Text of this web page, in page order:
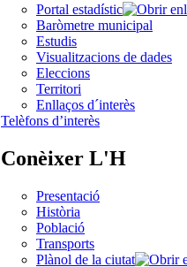
Portal estadístic
Baròmetre municipal
Estudis
Visualitzacions de dades
Eleccions
Territori
Enllaços d´interès
Telèfons d’interès
Conèixer L'H
Presentació
Història
Població
Transports
Plànol de la ciutat